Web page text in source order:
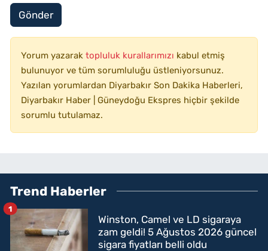
Gönder
Yorum yazarak topluluk kurallarımızı kabul etmiş
bulunuyor ve tüm sorumluluğu üstleniyorsunuz.
Yazılan yorumlardan Diyarbakır Son Dakika Haberleri,
Diyarbakır Haber | Güneydoğu Ekspres hiçbir şekilde
sorumlu tutulamaz.
Trend Haberler
Winston, Camel ve LD sigaraya
zam geldi! 5 Ağustos 2026 güncel
sigara fiyatları belli oldu
1